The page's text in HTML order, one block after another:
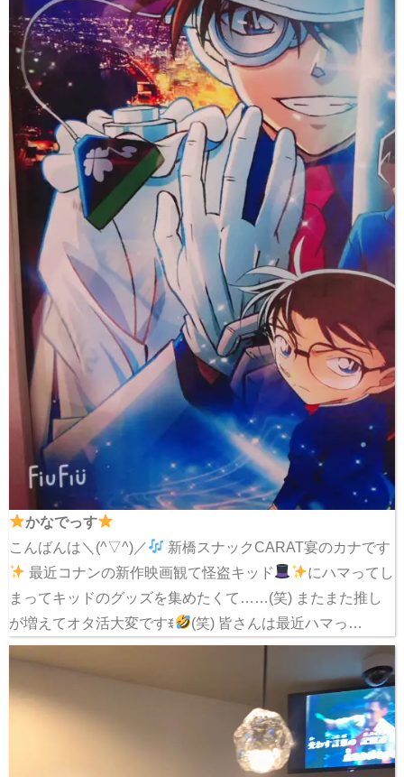
かなでっす
こんばんは＼(^▽^)／
新橋スナックCARAT宴のカナです
最近コナンの新作映画観て怪盗キッド
にハマってし
まってキッドのグッズを集めたくて……(笑) またまた推し
が増えてオタ活大変ですꉂ
(笑) 皆さんは最近ハマっ…